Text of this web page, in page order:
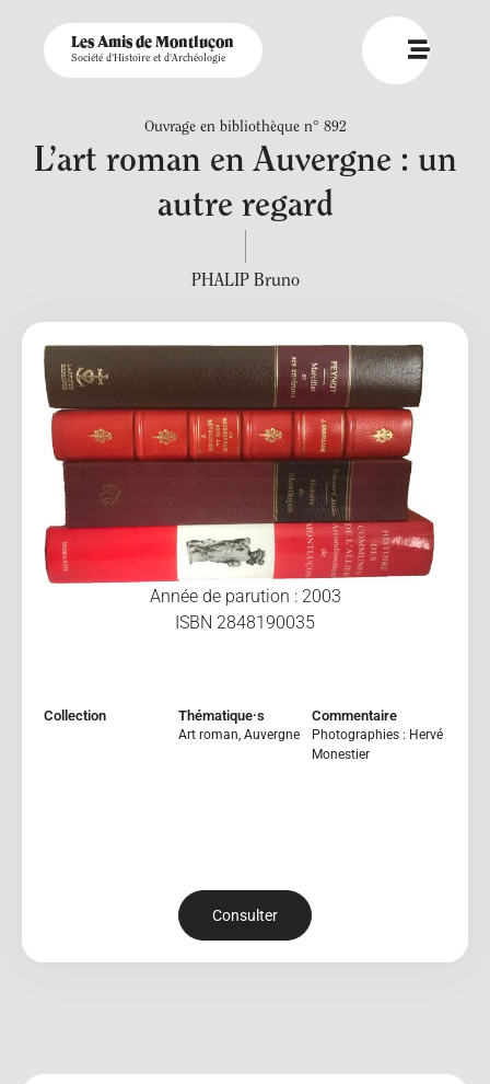
Les Amis de Montluçon
Société d'Histoire et d'Archéologie
Ouvrage en bibliothèque n° 892
L’art roman en Auvergne : un
autre regard
PHALIP Bruno
Année de parution : 2003
ISBN 2848190035
Collection Thématique·s
Art roman Auvergne
Commentaire
Photographies : Hervé
Monestier
Consulter